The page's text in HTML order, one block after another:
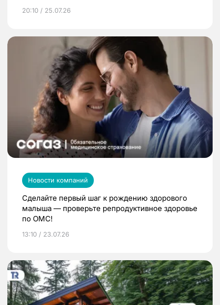
20:10 / 25.07.26
Новости компаний
Сделайте первый шаг к рождению здорового
малыша — проверьте репродуктивное здоровье
по ОМС!
13:10 / 23.07.26